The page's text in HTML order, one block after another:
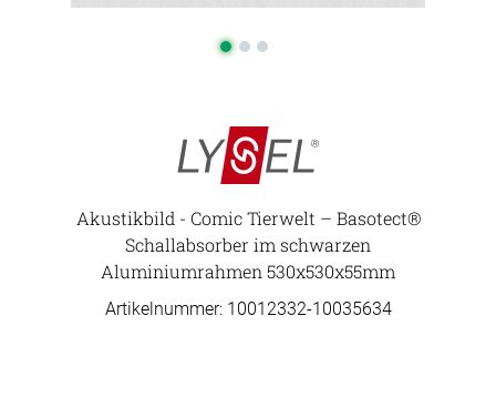
Akustikbild - Comic Tierwelt – Basotect®
Schallabsorber im schwarzen
Aluminiumrahmen 530x530x55mm
Artikelnummer: 10012332-10035634